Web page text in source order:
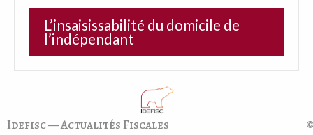
L’insaisissabilité du domicile de
l’indépendant
Idefisc — Actualités Fiscales